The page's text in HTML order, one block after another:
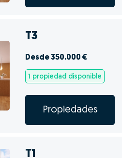
T3
Desde 350.000 €
1 propiedad disponible
Propiedades
T1